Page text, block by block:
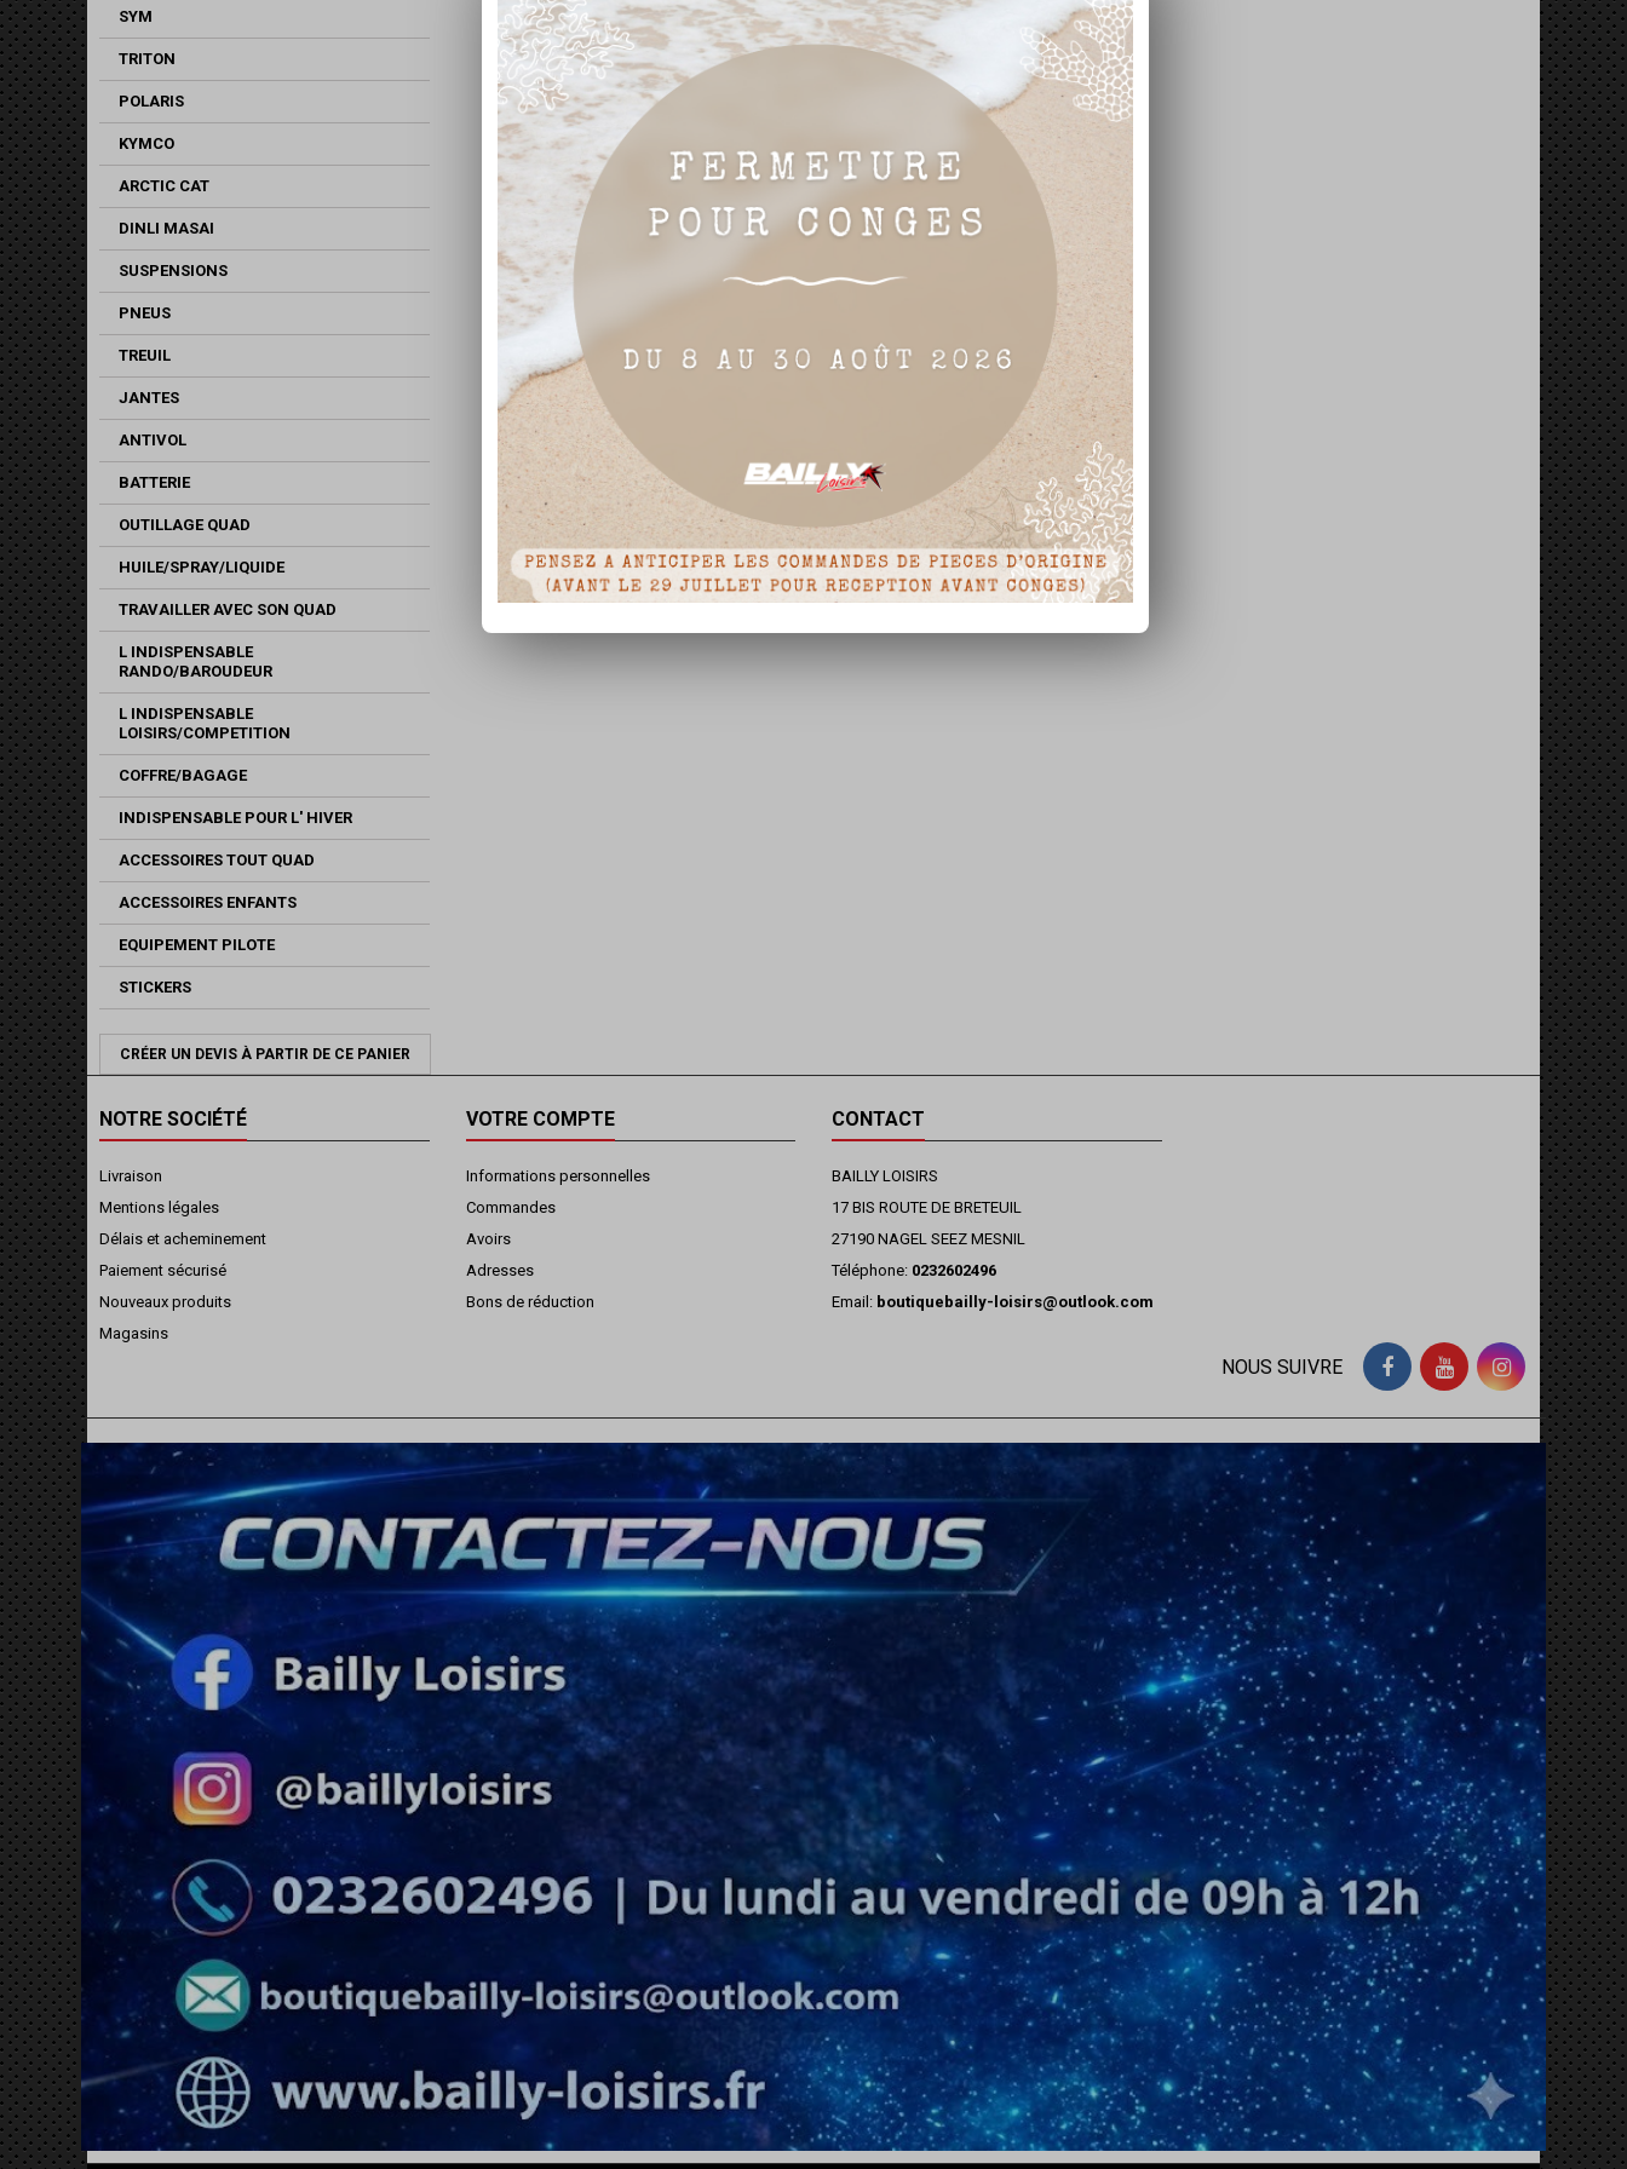
SYM
TRITON
POLARIS
KYMCO
ARCTIC CAT
DINLI MASAI
SUSPENSIONS
PNEUS
TREUIL
JANTES
ANTIVOL
BATTERIE
OUTILLAGE QUAD
HUILE/SPRAY/LIQUIDE
TRAVAILLER AVEC SON QUAD
L INDISPENSABLE
RANDO/BAROUDEUR
L INDISPENSABLE
LOISIRS/COMPETITION
COFFRE/BAGAGE
INDISPENSABLE POUR L' HIVER
ACCESSOIRES TOUT QUAD
ACCESSOIRES ENFANTS
EQUIPEMENT PILOTE
STICKERS
CRÉER UN DEVIS À PARTIR DE CE PANIER
NOTRE SOCIÉTÉ
Livraison
Mentions légales
Délais et acheminement
Paiement sécurisé
Nouveaux produits
Magasins
VOTRE COMPTE
Informations personnelles
Commandes
Avoirs
Adresses
Bons de réduction
CONTACT
BAILLY LOISIRS
17 BIS ROUTE DE BRETEUIL
27190 NAGEL SEEZ MESNIL
Téléphone: 0232602496
Email: boutiquebailly-loisirs@outlook.com
NOUS SUIVRE